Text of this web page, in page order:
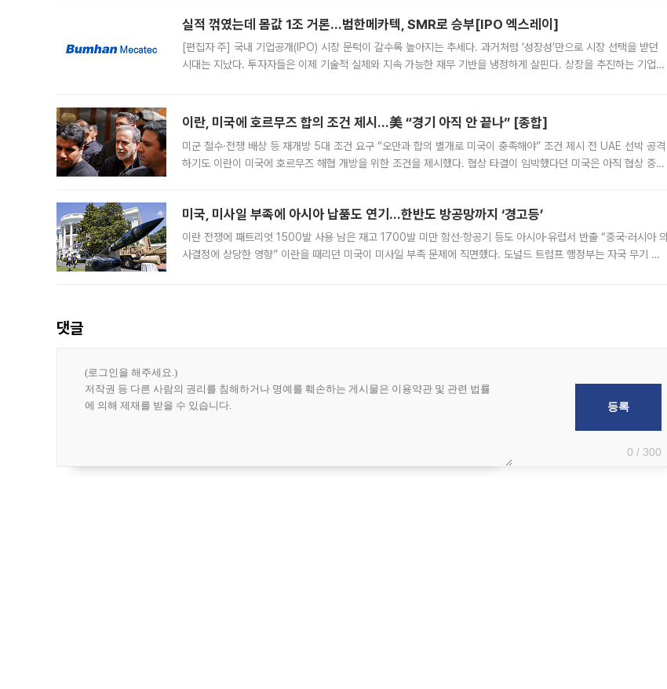
실적 꺾였는데 몸값 1조 거론…범한메카텍, SMR로 승부[IPO 엑스레이]
[편집자 주] 국내 기업공개(IPO) 시장 문턱이 갈수록 높아지는 추세다. 과거처럼 ‘성장성’만으로 시장 선택을 받던
시대는 지났다. 투자자들은 이제 기술적 실체와 지속 가능한 재무 기반을 냉정하게 살핀다. 상장을 추진하는 기업들
이란, 미국에 호르무즈 합의 조건 제시…美 “경기 아직 안 끝나” [종합]
미군 철수·전쟁 배상 등 재개방 5대 조건 요구 “오만과 합의 별개로 미국이 충족해야” 조건 제시 전 UAE 선박 공격
하기도 이란이 미국에 호르무즈 해협 개방을 위한 조건을 제시했다. 협상 타결이 임박했다던 미국은 아직 협상 중이
미국, 미사일 부족에 아시아 납품도 연기…한반도 방공망까지 ‘경고등’
이란 전쟁에 패트리엇 1500발 사용 남은 재고 1700발 미만 함선·항공기 등도 아시아·유럽서 반출 “중국·러시아 의
사결정에 상당한 영향” 이란을 때리던 미국이 미사일 부족 문제에 직면했다. 도널드 트럼프 행정부는 자국 무기 공
댓글
0 / 300